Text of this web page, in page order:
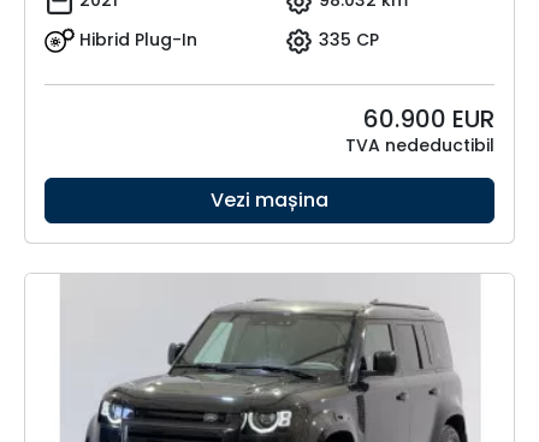
Hibrid Plug-In
335 CP
60.900 EUR
TVA nedeductibil
Vezi mașina